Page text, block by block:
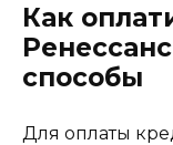
Как
способы
Для оплаты